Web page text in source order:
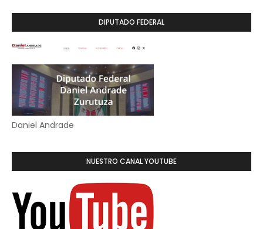
DIPUTADO FEDERAL
Daniel Andrade
NUESTRO CANAL YOUTUBE